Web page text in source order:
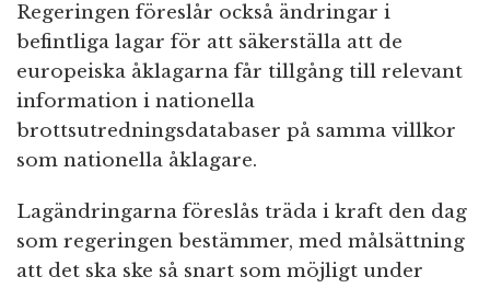
Regeringen föreslår också ändringar i
befintliga lagar för att säkerställa att de
europeiska åklagarna får tillgång till relevant
information i nationella
brottsutredningsdatabaser på samma villkor
som nationella åklagare.
Lagändringarna föreslås träda i kraft den dag
som regeringen bestämmer, med målsättning
att det ska ske så snart som möjligt under